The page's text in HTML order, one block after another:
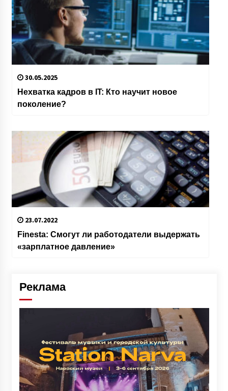
30.05.2025
Нехватка кадров в IT: Кто научит новое
поколение?
23.07.2022
Finesta: Смогут ли работодатели выдержать
«зарплатное давление»
Реклама